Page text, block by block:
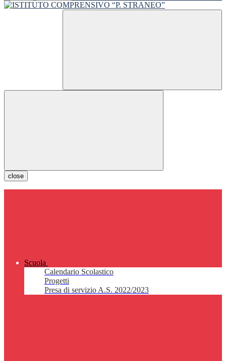
close
Scuola
Calendario Scolastico
Progetti
Presa di servizio A.S. 2022/2023